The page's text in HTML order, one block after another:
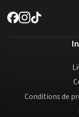
Conditions de